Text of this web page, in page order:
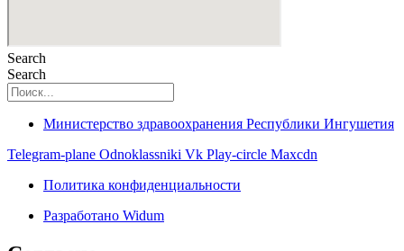
Search
Search
Министерство здравоохранения Республики Ингушетия
Telegram-plane Odnoklassniki Vk Play-circle Maxcdn
Политика конфиденциальности
Разработано Widum